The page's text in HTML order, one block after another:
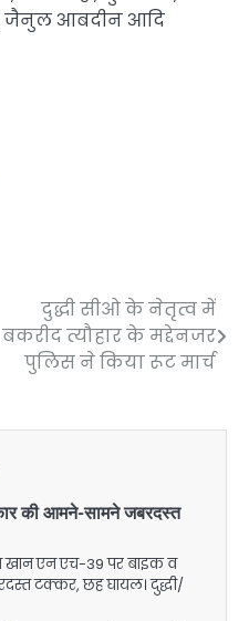
जैनुल आबदीन आदि
दुद्धी सीओ के नेतृत्व में
बकरीद त्यौहार के मद्देनजर
पुलिस ने किया रूट मार्च
की आमने-सामने जबरदस्त
खान एन एच-39 पर बाइक व
टक्कर, छह घायल। दुद्धी/